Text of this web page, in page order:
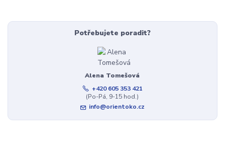
Potřebujete poradit?
Alena Tomešová
+420 605 353 421
(Po-Pá, 9-15 hod.)
info@orientoko.cz